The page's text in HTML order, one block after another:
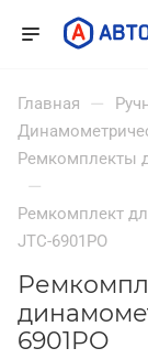
Главная —
Ремкомплекты
—
Ремкомплект
JTC-6901PO
6901PO